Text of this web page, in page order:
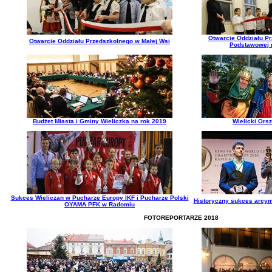
Otwarcie Oddziału Przedszkolnego w Małej Wsi
Otwarcie Oddziału
Podstawowej
Budżet Miasta i Gminy Wieliczka na rok 2019 Wielicki
Sukces Wieliczan w Pucharze Europy IKF i Pucharze Polski
OYAMA PFK w Radomiu
Historyczny sukces
FOTOREPORTARZE 2018